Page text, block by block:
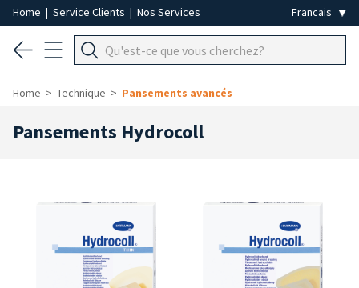
Home | Service Clients | Nos Services
Home Technique Pansements avancés
Pansements Hydrocoll